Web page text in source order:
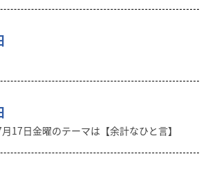
17日金曜のテーマは【余計なひと言】